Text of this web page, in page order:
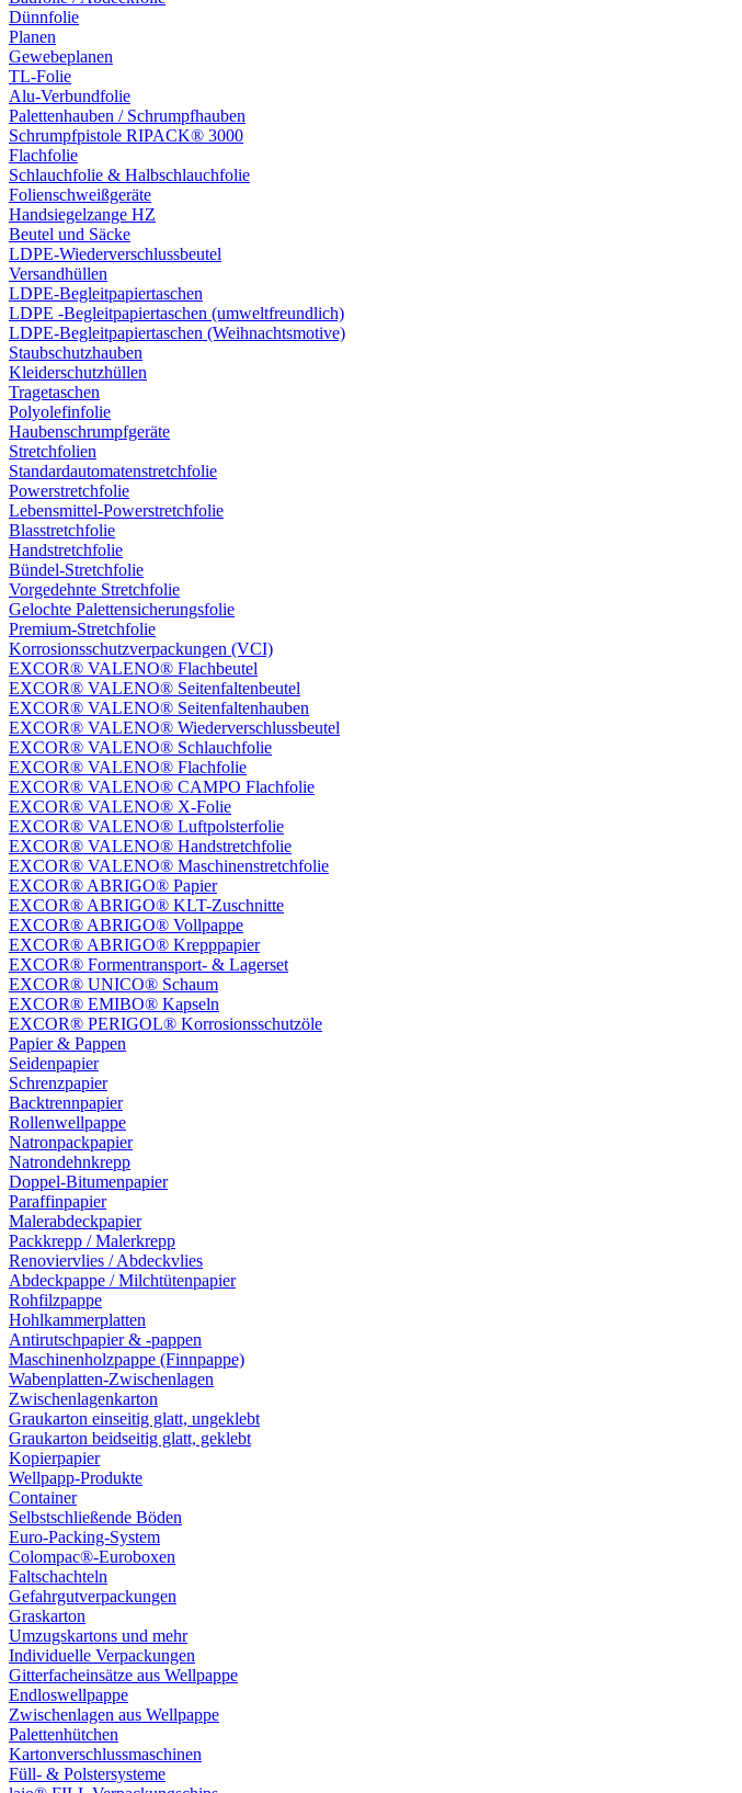
Dünnfolie
Planen
Gewebeplanen
TL-Folie
Alu-Verbundfolie
Palettenhauben / Schrumpfhauben
Schrumpfpistole RIPACK® 3000
Flachfolie
Schlauchfolie & Halbschlauchfolie
Folienschweißgeräte
Handsiegelzange HZ
Beutel und Säcke
LDPE-Wiederverschlussbeutel
Versandhüllen
LDPE-Begleitpapiertaschen
LDPE -Begleitpapiertaschen (umweltfreundlich)
LDPE-Begleitpapiertaschen (Weihnachtsmotive)
Staubschutzhauben
Kleiderschutzhüllen
Tragetaschen
Polyolefinfolie
Haubenschrumpfgeräte
Stretchfolien
Standardautomatenstretchfolie
Powerstretchfolie
Lebensmittel-Powerstretchfolie
Blasstretchfolie
Handstretchfolie
Bündel-Stretchfolie
Vorgedehnte Stretchfolie
Gelochte Palettensicherungsfolie
Premium-Stretchfolie
Korrosionsschutzverpackungen (VCI)
EXCOR® VALENO® Flachbeutel
EXCOR® VALENO® Seitenfaltenbeutel
EXCOR® VALENO® Seitenfaltenhauben
EXCOR® VALENO® Wiederverschlussbeutel
EXCOR® VALENO® Schlauchfolie
EXCOR® VALENO® Flachfolie
EXCOR® VALENO® CAMPO Flachfolie
EXCOR® VALENO® X-Folie
EXCOR® VALENO® Luftpolsterfolie
EXCOR® VALENO® Handstretchfolie
EXCOR® VALENO® Maschinenstretchfolie
EXCOR® ABRIGO® Papier
EXCOR® ABRIGO® KLT-Zuschnitte
EXCOR® ABRIGO® Vollpappe
EXCOR® ABRIGO® Krepppapier
EXCOR® Formentransport- & Lagerset
EXCOR® UNICO® Schaum
EXCOR® EMIBO® Kapseln
EXCOR® PERIGOL® Korrosionsschutzöle
Papier & Pappen
Seidenpapier
Schrenzpapier
Backtrennpapier
Rollenwellpappe
Natronpackpapier
Natrondehnkrepp
Doppel-Bitumenpapier
Paraffinpapier
Malerabdeckpapier
Packkrepp / Malerkrepp
Renoviervlies / Abdeckvlies
Abdeckpappe / Milchtütenpapier
Rohfilzpappe
Hohlkammerplatten
Antirutschpapier & -pappen
Maschinenholzpappe (Finnpappe)
Wabenplatten-Zwischenlagen
Zwischenlagenkarton
Graukarton einseitig glatt, ungeklebt
Graukarton beidseitig glatt, geklebt
Kopierpapier
Wellpapp-Produkte
Container
Selbstschließende Böden
Euro-Packing-System
Colompac®-Euroboxen
Faltschachteln
Gefahrgutverpackungen
Graskarton
Umzugskartons und mehr
Individuelle Verpackungen
Gitterfacheinsätze aus Wellpappe
Endloswellpappe
Zwischenlagen aus Wellpappe
Palettenhütchen
Kartonverschlussmaschinen
Füll- & Polstersysteme